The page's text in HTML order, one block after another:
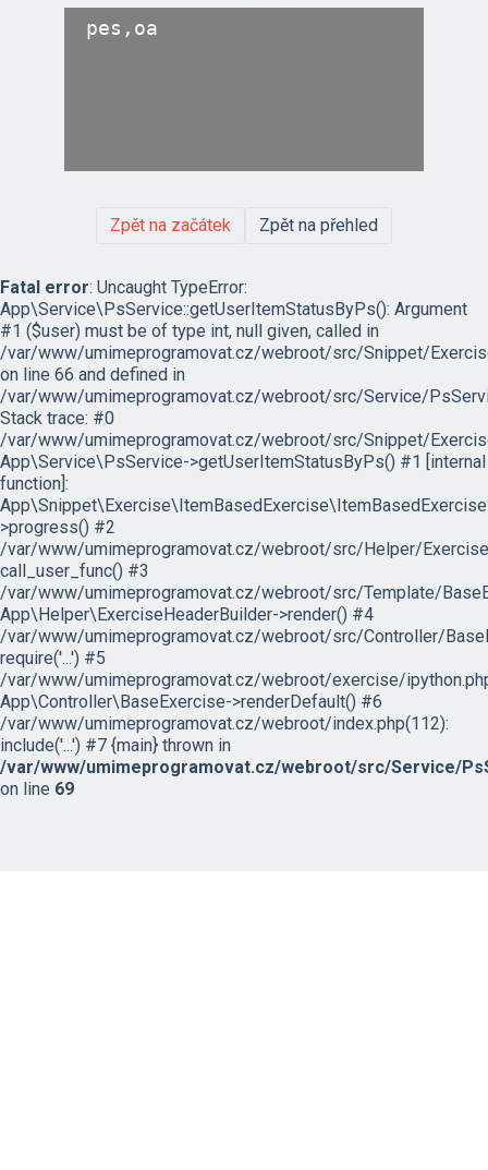
Zpět na začátek Zpět na přehled
Fatal error: Uncaught TypeError:
App\Service\PsService::getUserItemStatusByPs(): Argument
#1 ($user) must be of type int, null given, called in
/var/www/umimeprogramovat.cz/webroot/src/Snippet/
on line 66 and defined in
/var/www/umimeprogramovat.cz/webroot/src/Service/
Stack trace: #0
/var/www/umimeprogramovat.cz/webroot/src/Snippet/
App\Service\PsService->getUserItemStatusByPs() #1 [internal
function]:
>progress() #2
/var/www/umimeprogramovat.cz/webroot/src/Helper/
call_user_func() #3
/var/www/umimeprogramovat.cz/webroot/src/Template/
App\Helper\ExerciseHeaderBuilder->render() #4
/var/www/umimeprogramovat.cz/webroot/src/Controller/
require('...') #5
/var/www/umimeprogramovat.cz/webroot/exercise/
App\Controller\BaseExercise->renderDefault() #6
/var/www/umimeprogramovat.cz/webroot/index.php(112):
include('...') #7 {main} thrown in
/var/www/umimeprogramovat.cz/webroot/src/Service/
on line 69